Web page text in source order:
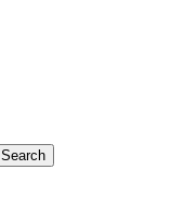
Search